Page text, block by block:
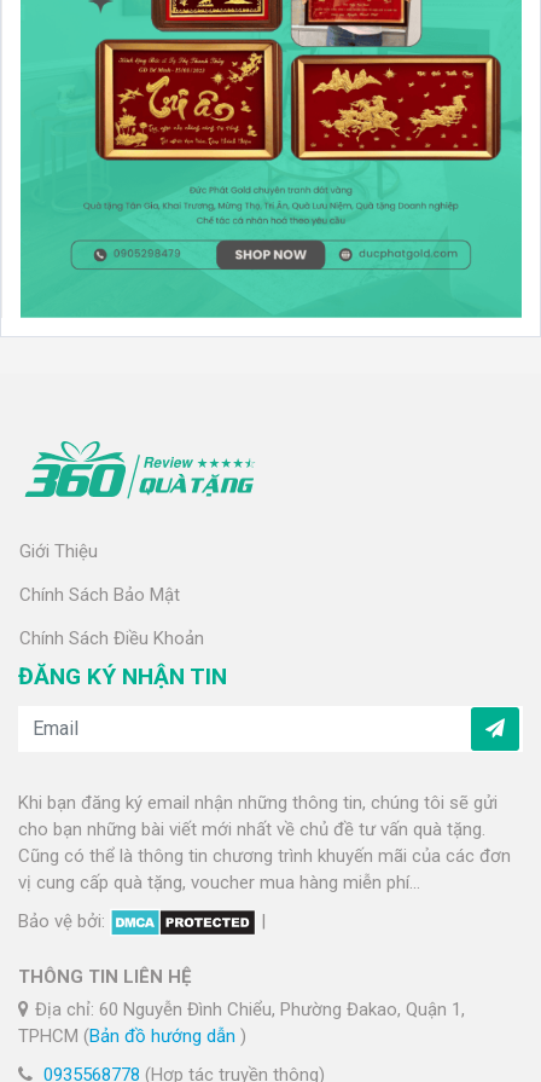
Giới Thiệu
Chính Sách Bảo Mật
Chính Sách Điều Khoản
ĐĂNG KÝ NHẬN TIN
Khi bạn đăng ký email nhận những thông tin, chúng tôi sẽ gửi
cho bạn những bài viết mới nhất về chủ đề tư vấn quà tặng.
Cũng có thể là thông tin chương trình khuyến mãi của các đơn
vị cung cấp quà tặng, voucher mua hàng miễn phí...
Bảo vệ bởi:
|
THÔNG TIN LIÊN HỆ
Địa chỉ: 60 Nguyễn Đình Chiểu, Phường Đakao, Quận 1,
TPHCM (Bản đồ hướng dẫn )
0935568778 (Hợp tác truyền thông)